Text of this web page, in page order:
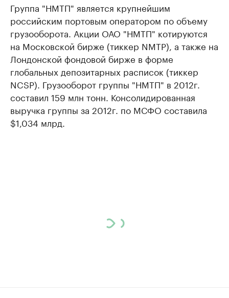
Группа "НМТП" является крупнейшим
российским портовым оператором по объему
грузооборота. Акции ОАО "НМТП" котируются
на Московской бирже (тиккер NMTP), а также на
Лондонской фондовой бирже в форме
глобальных депозитарных расписок (тиккер
NCSP). Грузооборот группы "НМТП" в 2012г.
составил 159 млн тонн. Консолидированная
выручка группы за 2012г. по МСФО составила
$1,034 млрд.